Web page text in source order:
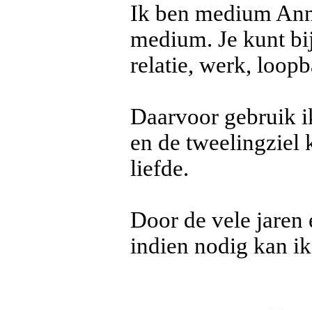
Ik ben medium
medium. Je kunt
relatie, werk,
Daarvoor gebruik
en de tweelingziel
liefde.
Door de vele
indien nodig kan